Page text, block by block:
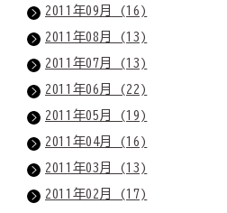
2011年09月 (16)
2011年08月 (13)
2011年07月 (13)
2011年06月 (22)
2011年05月 (19)
2011年04月 (16)
2011年03月 (13)
2011年02月 (17)